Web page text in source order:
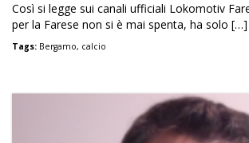
Così si legge sui canali ufficiali Lokomotiv
per la Farese non si è mai spenta, ha solo […]
Tags: Bergamo, calcio